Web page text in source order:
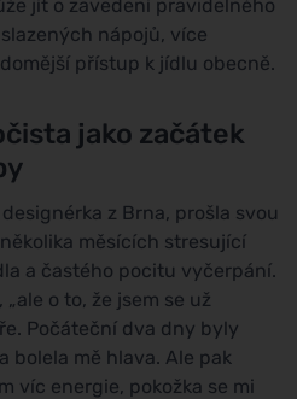
jít o zavedení pravidelného
nápojů, více
přístup k jídlu obecně.
jako začátek
z Brna, prošla svou
měsících stresující
a častého pocitu vyčerpání.
o to, že jsem se už
Počáteční dva dny byly
bolela mě hlava. Ale pak
víc energie, pokožka se mi